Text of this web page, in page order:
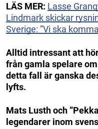
LÄS MER: Lasse
Lindmark skickar
Sverige: ”Vi ska
Alltid intressant att
från gamla spelare
detta fall är ganska
lyfts.
Mats Lusth och
legendarer inom